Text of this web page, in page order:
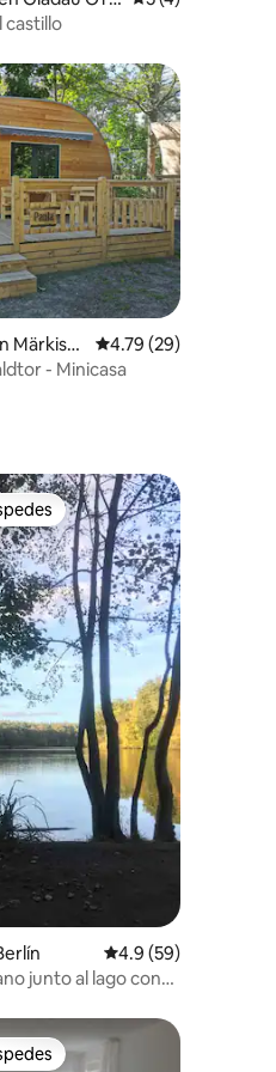
castillo
Märkisc
Calificación
4.79 (29)
- Minicasa
evaluaciones
Calificación
4.9 (59)
junto al lago con